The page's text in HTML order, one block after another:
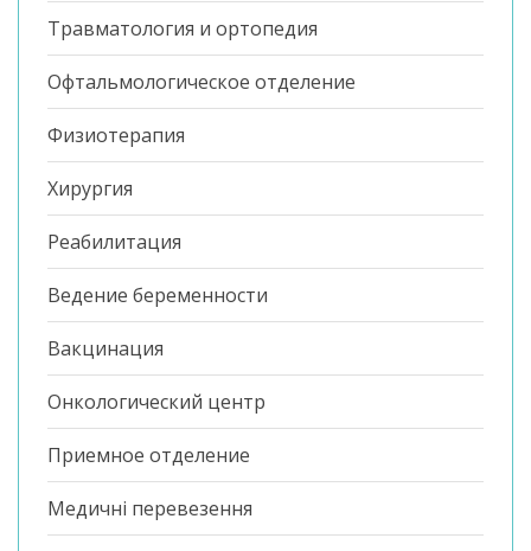
Травматология и ортопедия
Офтальмологическое отделение
Физиотерапия
Хирургия
Реабилитация
Ведение беременности
Вакцинация
Онкологический центр
Приемное отделение
Медичні перевезення